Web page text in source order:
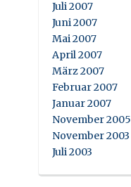
Juli 2007
Juni 2007
Mai 2007
April 2007
März 2007
Februar 2007
Januar 2007
November 2005
November 2003
Juli 2003